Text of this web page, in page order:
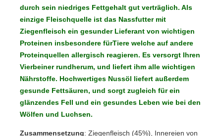
durch sein niedriges Fettgehalt gut verträglich. Als
einzige Fleischquelle ist das Nassfutter mit
Ziegenfleisch ein gesunder Lieferant von wichtigen
Proteinen insbesondere fürTiere welche auf andere
Proteinquellen allergisch reagieren. Es versorgt Ihren
Vierbeiner rundherum, und liefert ihm alle wichtigen
Nährstoffe. Hochwertiges Nussöl liefert außerdem
gesunde Fettsäuren, und sorgt zugleich für ein
glänzendes Fell und ein gesundes Leben wie bei den
Wölfen und Luchsen.
Zusammensetzung: Ziegenfleisch (45%), Innereien von